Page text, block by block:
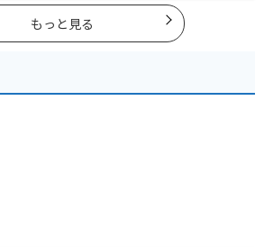
もっと見る